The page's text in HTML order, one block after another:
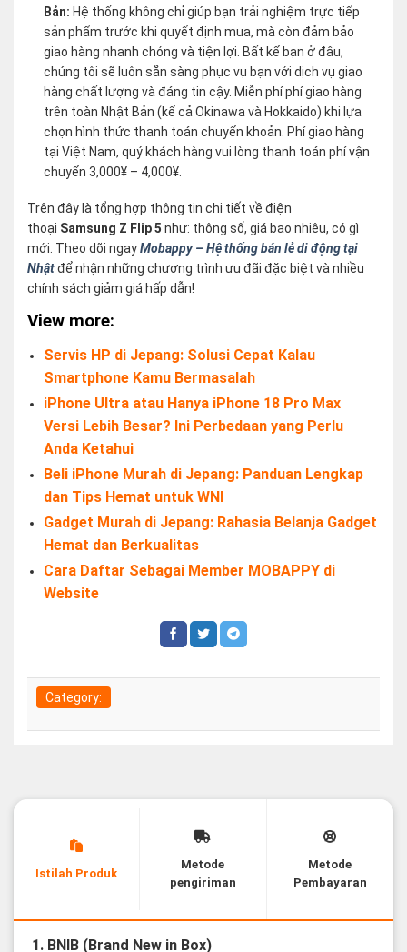
Bản: Hệ thống không chỉ giúp bạn trải nghiệm trực tiếp
sản phẩm trước khi quyết định mua, mà còn đảm bảo
giao hàng nhanh chóng và tiện lợi. Bất kể bạn ở đâu,
chúng tôi sẽ luôn sẵn sàng phục vụ bạn với dịch vụ giao
hàng chất lượng và đáng tin cậy. Miễn phí phí giao hàng
trên toàn Nhật Bản (kể cả Okinawa và Hokkaido) khi lựa
chọn hình thức thanh toán chuyển khoản. Phí giao hàng
tại Việt Nam, quý khách hàng vui lòng thanh toán phí vận
chuyển 3,000¥ – 4,000¥.
Trên đây là tổng hợp thông tin chi tiết về điện
thoại Samsung Z Flip 5 như: thông số, giá bao nhiêu, có gì
mới. Theo dõi ngayMobappy – Hệ thống bán lẻ di động tại
Nhậtđể nhận những chương trình ưu đãi đặc biệt và nhiều
chính sách giảm giá hấp dẫn!
View more:
Servis HP di Jepang: Solusi Cepat Kalau
Smartphone Kamu Bermasalah
iPhone Ultra atau Hanya iPhone 18 Pro Max
Versi Lebih Besar? Ini Perbedaan yang Perlu
Anda Ketahui
Beli iPhone Murah di Jepang: Panduan Lengkap
dan Tips Hemat untuk WNI
Gadget Murah di Jepang: Rahasia Belanja Gadget
Hemat dan Berkualitas
Cara Daftar Sebagai Member MOBAPPY di
Website
Category:
Istilah Produk
Metode
pengiriman
Metode
Pembayaran
1. BNIB (Brand New in Box)